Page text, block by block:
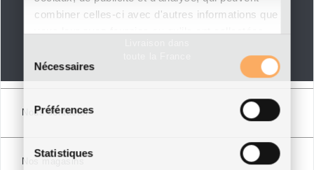
combiner celles-ci avec d'autres informations que
vous leur avez fournies ou qu'ils ont collectées
consentement
Nécessaires
Préférences
Statistiques
Nous contacter
Nos magasins